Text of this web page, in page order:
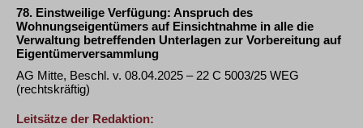
78. Einstweilige Verfügung: Anspruch des
Wohnungseigentümers auf Einsichtnahme in alle die
Verwaltung betreffenden Unterlagen zur Vorbereitung auf
Eigentümerversammlung
AG Mitte, Beschl. v. 08.04.2025 – 22 C 5003/25 WEG
(rechtskräftig)
Leitsätze der Redaktion: